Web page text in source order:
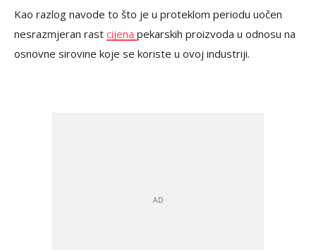
Kao razlog navode to što je u proteklom periodu uočen
nesrazmjeran rast cijena pekarskih proizvoda u odnosu na
osnovne sirovine koje se koriste u ovoj industriji.